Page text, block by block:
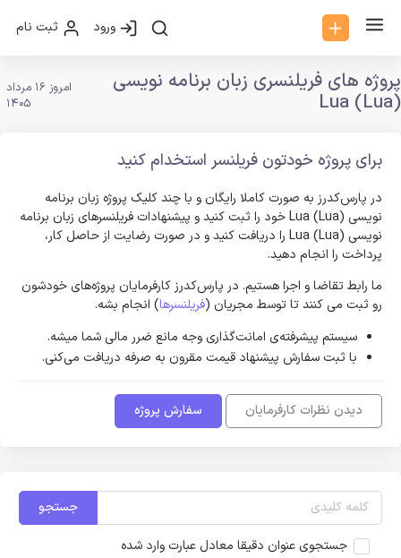
ورود ثبت نام
پروژه های فریلنسری زبان برنامه نویسی
Lua (Lua)
امروز 16 مرداد
1405
برای پروژه خودتون فریلنسر استخدام کنید
در پارس‌کدرز به صورت کاملا رایگان و با چند کلیک پروژه زبان برنامه
نویسی Lua (Lua) خود را ثبت کنید و پیشنهادات فریلنسر‌های زبان برنامه
نویسی Lua (Lua) را دریافت کنید و در صورت رضایت از حاصل کار،
پرداخت را انجام دهید.
ما رابط تقاضا و اجرا هستیم. در پارس‌کدرز کارفرمایان پروژه‌های خودشون
رو ثبت می کنند تا توسط مجریان (فریلنسرها) انجام بشه.
سیستم پیشرفته‌ی امانت‌گذاری وجه مانع ضرر مالی شما میشه.
با ثبت سفارش پیشنهاد قیمت مقرون به صرفه دریافت می‌کنی.
دیدن نظرات کارفرمایان سفارش پروژه
جستجو
جستجوی عنوان دقیقا معادل عبارت وارد شده